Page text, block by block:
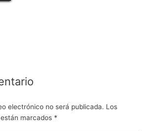
electrónico no será publicada. Los
marcados *